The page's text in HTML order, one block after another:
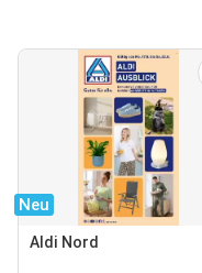
Neu
Aldi Nord